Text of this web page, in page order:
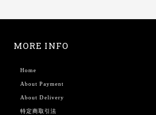
MORE INFO
Home
About Payment
About Delivery
特定商取引法